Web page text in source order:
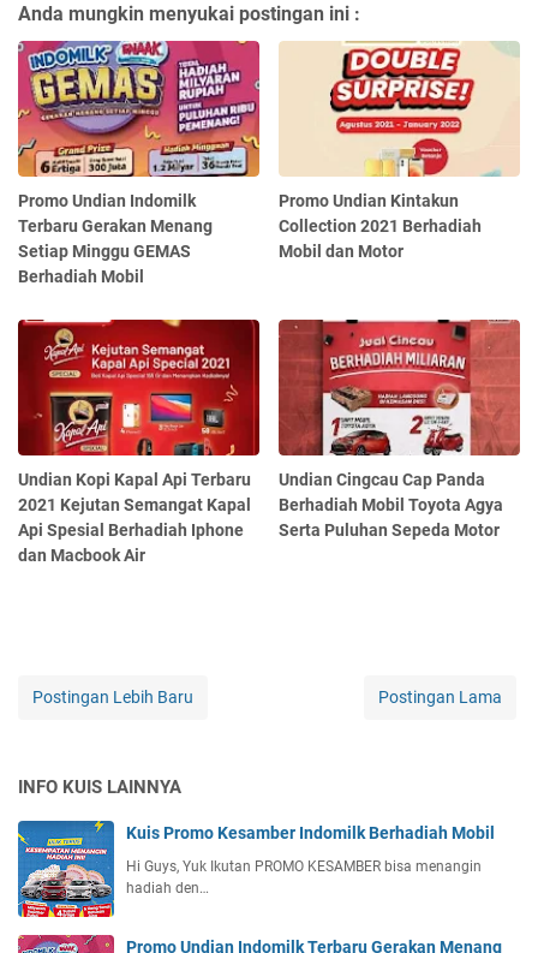
Anda mungkin menyukai postingan ini :
Promo Undian Indomilk
Terbaru Gerakan Menang
Setiap Minggu GEMAS
Berhadiah Mobil
Promo Undian Kintakun
Collection 2021 Berhadiah
Mobil dan Motor
Undian Kopi Kapal Api Terbaru
2021 Kejutan Semangat Kapal
Api Spesial Berhadiah Iphone
dan Macbook Air
Undian Cingcau Cap Panda
Berhadiah Mobil Toyota Agya
Serta Puluhan Sepeda Motor
Postingan Lebih Baru Postingan Lama
INFO KUIS LAINNYA
Kuis Promo Kesamber Indomilk Berhadiah Mobil
Hi Guys, Yuk Ikutan PROMO KESAMBER bisa menangin
hadiah den…
Promo Undian Indomilk Terbaru Gerakan Menang